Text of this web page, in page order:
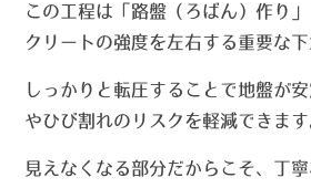
この工程は「路盤（ろばん）作り
クリートの強度を左右する重要な
しっかりと転圧することで地盤が
やひび割れのリスクを軽減できます
見えなくなる部分だからこそ、丁